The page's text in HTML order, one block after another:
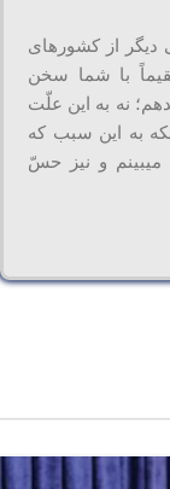
دیگر از کشورهای
با شما سخن
نه به این علّت
به این سبب که
میبینم و نیز حسّ